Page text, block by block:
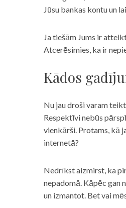
Jūsu bankas kontu un
Ja tiešām Jums ir
Atcerēsimies, ka ir
Kādos
Nu jau droši varam
Respektīvi nebūs
vienkārši. Protams, kā
internetā?
Nedrīkst aizmirst, ka
nepadomā. Kāpēc gan
un izmantot. Bet vai